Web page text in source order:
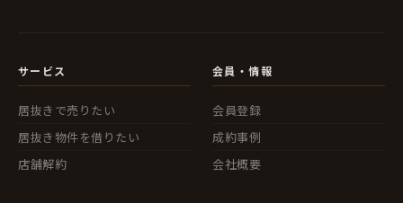
サービス
居抜きで売りたい
居抜き物件を借りたい
店舗解約
会員・情報
会員登録
成約事例
会社概要